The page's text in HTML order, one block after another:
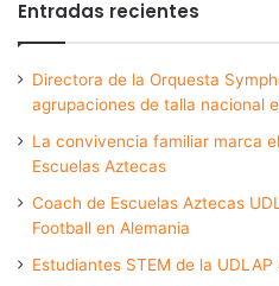
Entradas recientes
Directora de la Orquesta
agrupaciones de talla nacional
La convivencia familiar marca
Escuelas Aztecas
Coach de Escuelas Aztecas
Football en Alemania
Estudiantes STEM de la